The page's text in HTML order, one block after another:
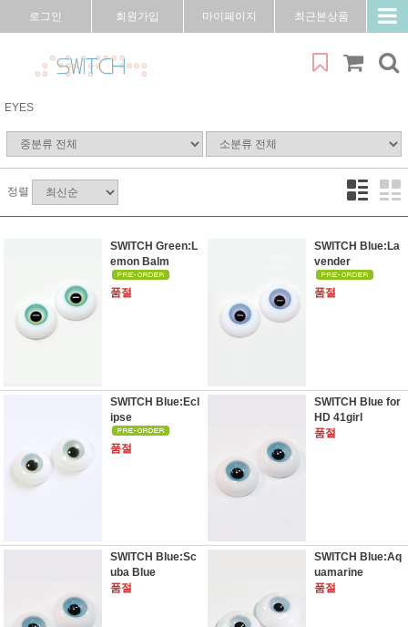
로그인 회원가입 마이페이지 최근본상품
EYES
정렬
SWITCH Green:L
emon Balm
품절
SWITCH Blue:La
vender
품절
SWITCH Blue:Ecl
ipse
품절
SWITCH Blue for
HD 41girl
품절
SWITCH Blue:Sc
uba Blue
품절
SWITCH Blue:Aq
uamarine
품절